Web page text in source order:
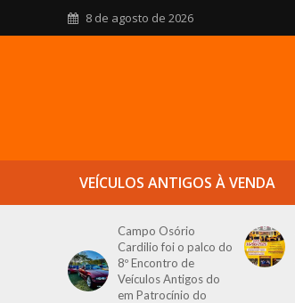
8 de agosto de 2026
VEÍCULOS ANTIGOS À VENDA
Campo Osório
Cardilio foi o palco do
8º Encontro de
Veículos Antigos do
em Patrocínio do